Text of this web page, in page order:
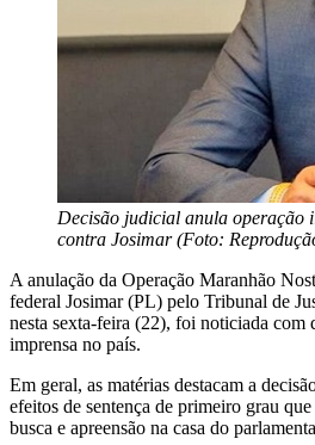
Decisão judicial anula operação
contra Josimar (Foto:
A anulação da Operação Maranhão
federal Josimar (PL) pelo Tribunal de
nesta sexta-feira (22), foi noticiada com
imprensa no país.
Em geral, as matérias destacam a
efeitos de sentença de primeiro grau
busca e apreensão na casa do